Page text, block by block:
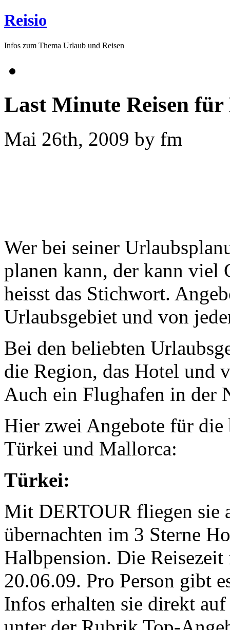
Reisio
Infos zum Thema Urlaub und Reisen
Last Minute Reisen
Mai 26th, 2009 by fm
Wer bei seiner
planen kann, der kann viel
heisst das Stichwort.
Urlaubsgebiet und von
Bei den beliebten
die Region, das Hotel und
Auch ein Flughafen in der
Hier zwei Angebote für
Türkei und Mallorca:
Türkei:
Mit DERTOUR fliegen sie
übernachten im 3 Sterne
Halbpension. Die
20.06.09. Pro Person gibt
Infos erhalten sie direkt